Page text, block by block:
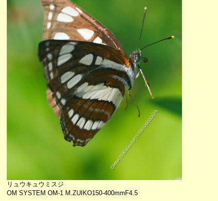
リュウキュウミスジ
OM SYSTEM OM-1 M.ZUIKO150-400mmF4.5